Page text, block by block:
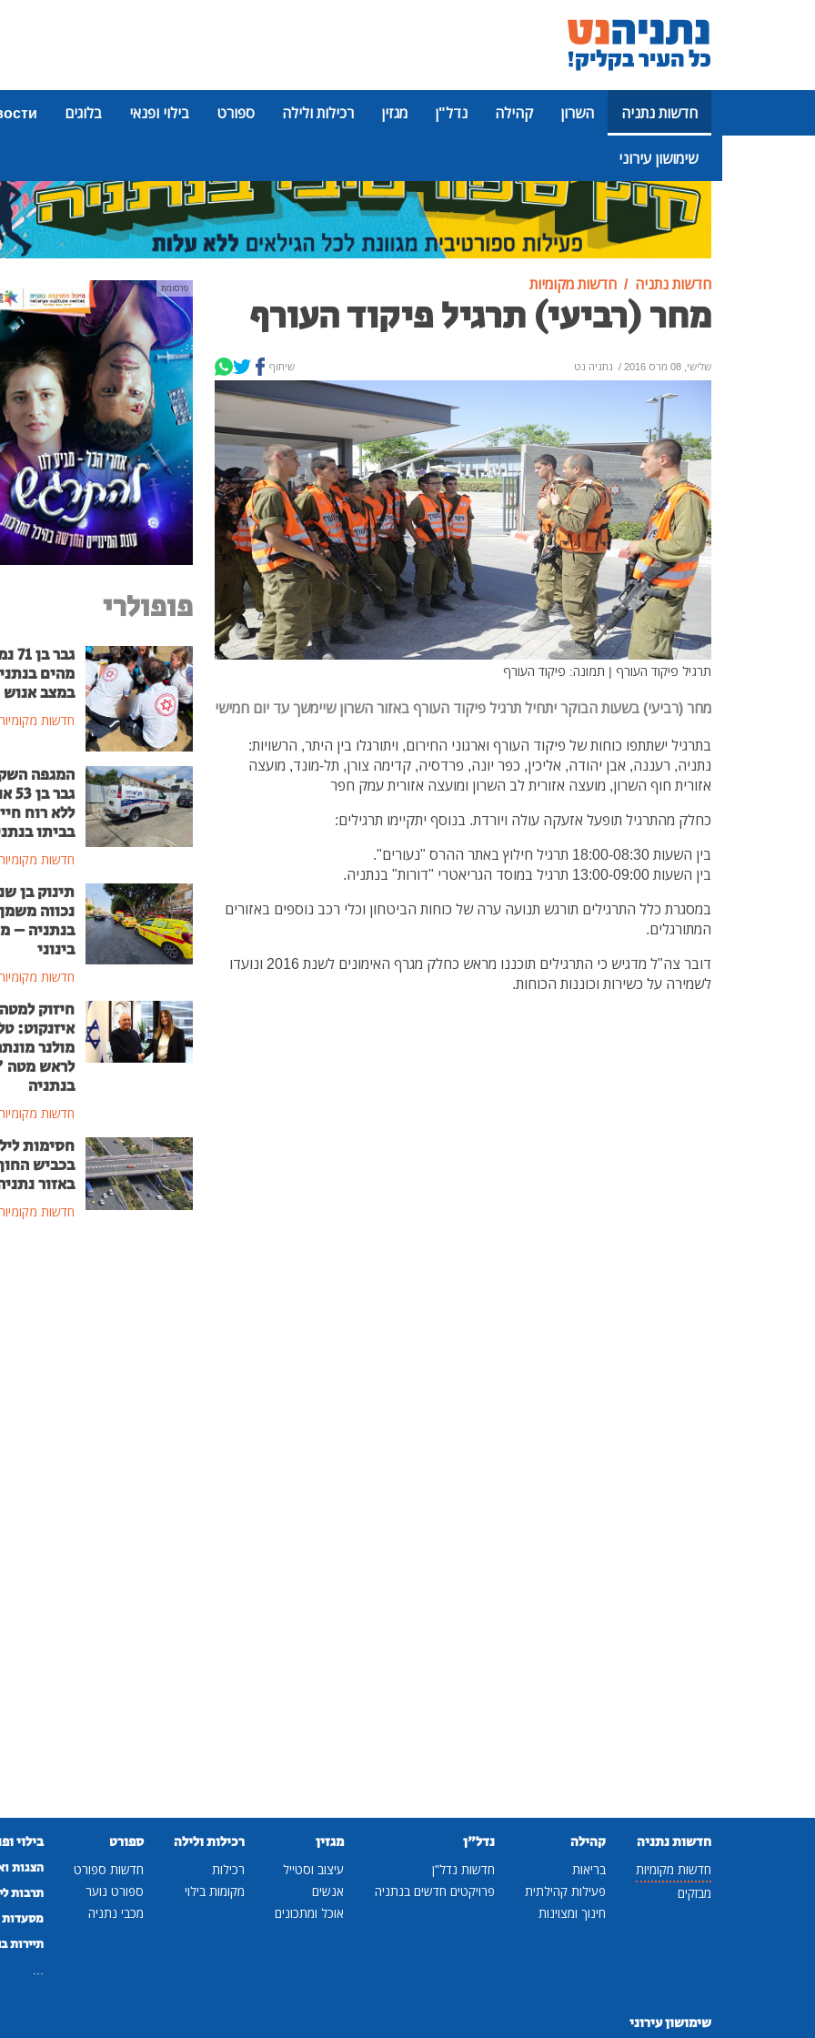
חדשות נתניה השרון קהילה נדל"ן מגזין רכילות ולילה ספורט בילוי ופנאי בלוגים
שימושון עירוני
פרסומת
חדשות נתניה חדשות מקומיות
מחר (רביעי) תרגיל פיקוד העורף
שלישי, 08 מרס 2016 / נתניה נט שיתוף
תרגיל פיקוד העורף | תמונה: פיקוד העורף
מחר (רביעי) בשעות הבוקר יתחיל תרגיל פיקוד העורף באזור השרון שיימשך עד יום חמישי
בתרגיל ישתתפו כוחות של פיקוד העורף וארגוני החירום, ויתורגלו בין היתר, הרשויות:
נתניה, רעננה, אבן יהודה, אליכין, כפר יונה, פרדסיה, קדימה צורן, תל-מונד, מועצה
אזורית חוף השרון, מועצה אזורית לב השרון ומועצה אזורית עמק חפר
כחלק מהתרגיל תופעל אזעקה עולה ויורדת. בנוסף יתקיימו תרגילים:
בין השעות 18:00-08:30 תרגיל חילוץ באתר ההרס "נעורים".
בין השעות 13:00-09:00 תרגיל במוסד הגריאטרי "דורות" בנתניה.
במסגרת כלל התרגילים תורגש תנועה ערה של כוחות הביטחון וכלי רכב נוספים באזורים
המתורגלים.
דובר צה"ל מדגיש כי התרגילים תוכננו מראש כחלק מגרף האימונים לשנת 2016 ונועדו
לשמירה על כשירות וכוננות הכוחות.
פרסומת
פופולרי
גבר
מהים
במצב אנוש
חדשות
המגפה
גבר
ללא רוח
בביתו
חדשות
תינוק בן
נכווה
בנתניה –
בינוני
חדשות
חיזוק למטה
איזנקוט:
מולנר
לראש
בנתניה
חדשות
חסימות
בכביש
באזור
חדשות
חדשות נתניה
חדשות מקומיות
מבזקים
קהילה
בריאות
פעילות קהילתית
חינוך ומצוינות
נדל"ן
חדשות נדל"ן
פרויקטים חדשים בנתניה
מגזין
עיצוב וסטייל
אנשים
אוכל ומתכונים
רכילות ולילה
רכילות
מקומות בילוי
ספורט
חדשות ספורט
ספורט נוער
מכבי נתניה
בילוי
הצגות
תרבות
מסעדות
תיירות
שימושון עירוני